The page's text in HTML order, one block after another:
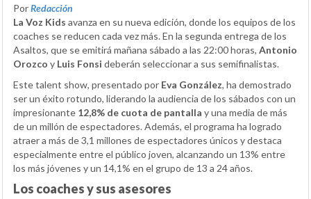
PorRedacción
La Voz Kids avanza en su nueva edición, donde los equipos de los
coaches se reducen cada vez más. En la segunda entrega de los
Asaltos, que se emitirá mañana sábado a las 22:00 horas, Antonio
Orozco y Luis Fonsi deberán seleccionar a sus semifinalistas.
Este talent show, presentado por Eva González, ha demostrado
ser un éxito rotundo, liderando la audiencia de los sábados con un
impresionante 12,8% de cuota de pantalla y una media de más
de un millón de espectadores. Además, el programa ha logrado
atraer a más de 3,1 millones de espectadores únicos y destaca
especialmente entre el público joven, alcanzando un 13% entre
los más jóvenes y un 14,1% en el grupo de 13 a 24 años.
Los coaches y sus asesores